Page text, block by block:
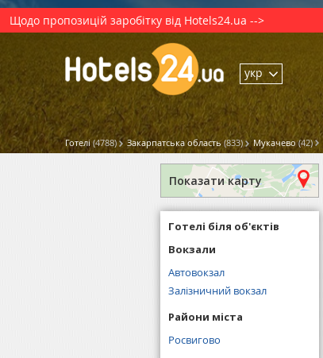
Щодо пропозицій заробітку від Hotels24.ua -->
укр
Готелі (4788) Закарпатська область (833) Мукачево (42)
Показати карту
Готелі біля об'єктів
Вокзали
Автовокзал
Залізничний вокзал
Райони міста
Росвигово